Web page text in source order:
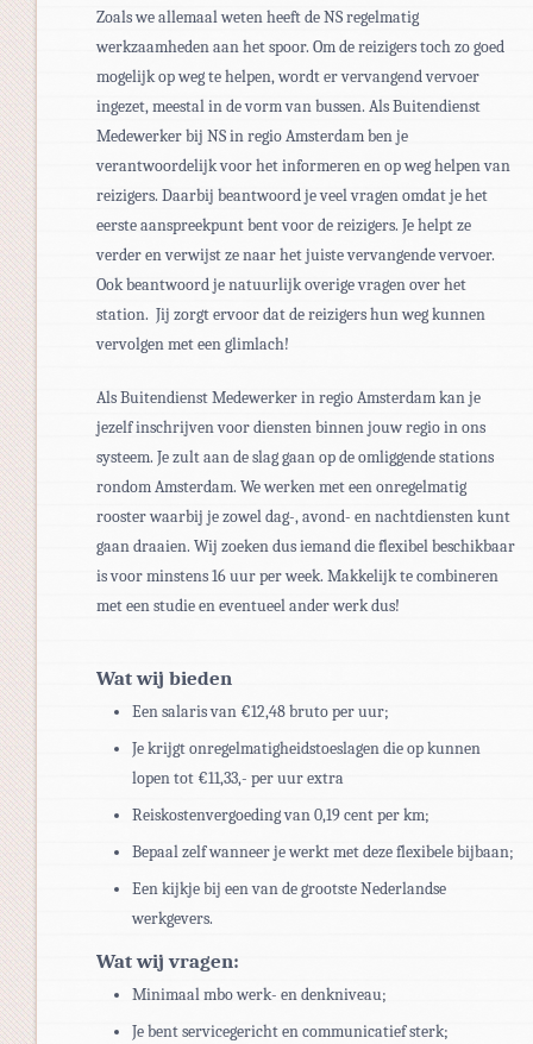
Zoals we allemaal weten heeft de NS regelmatig
werkzaamheden aan het spoor. Om de reizigers toch zo goed
mogelijk op weg te helpen, wordt er vervangend vervoer
ingezet, meestal in de vorm van bussen. Als Buitendienst
Medewerker bij NS in regio Amsterdam ben je
verantwoordelijk voor het informeren en op weg helpen van
reizigers. Daarbij beantwoord je veel vragen omdat je het
eerste aanspreekpunt bent voor de reizigers. Je helpt ze
verder en verwijst ze naar het juiste vervangende vervoer.
Ook beantwoord je natuurlijk overige vragen over het
station. Jij zorgt ervoor dat de reizigers hun weg kunnen
vervolgen met een glimlach!
Als Buitendienst Medewerker in regio Amsterdam kan je
jezelf inschrijven voor diensten binnen jouw regio in ons
systeem. Je zult aan de slag gaan op de omliggende stations
rondom Amsterdam. We werken met een onregelmatig
rooster waarbij je zowel dag-, avond- en nachtdiensten kunt
gaan draaien. Wij zoeken dus iemand die flexibel beschikbaar
is voor minstens 16 uur per week. Makkelijk te combineren
met een studie en eventueel ander werk dus!
Wat wij bieden
Een salaris van €12,48 bruto per uur;
Je krijgt onregelmatigheidstoeslagen die op kunnen
lopen tot €11,33,- per uur extra
Reiskostenvergoeding van 0,19 cent per km;
Bepaal zelf wanneer je werkt met deze flexibele bijbaan;
Een kijkje bij een van de grootste Nederlandse
werkgevers.
Wat wij vragen:
Minimaal mbo werk- en denkniveau;
Je bent servicegericht en communicatief sterk;